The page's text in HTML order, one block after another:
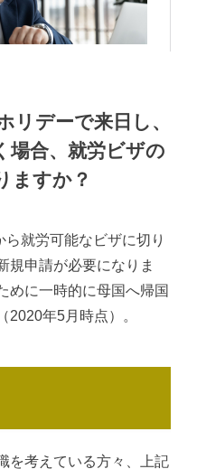
リデーで来日し、
場合、就労ビザの
ますか？
就労可能なビザに切り
規申請が必要になりま
めに一時的に母国へ帰国
2020年5月時点）。
を考えている方々、上記